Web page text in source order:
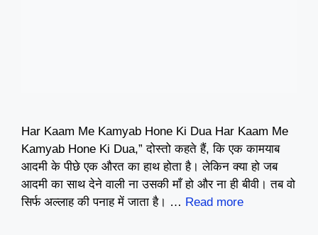
Har Kaam Me Kamyab Hone Ki Dua Har Kaam Me
Kamyab Hone Ki Dua,” दोस्तो कहते हैं, कि एक कामयाब
आदमी के पीछे एक औरत का हाथ होता है। लेकिन क्या हो जब
आदमी का साथ देने वाली ना उसकी माँ हो और ना ही बीवी। तब वो
सिर्फ अल्लाह की पनाह में जाता है। … Read more